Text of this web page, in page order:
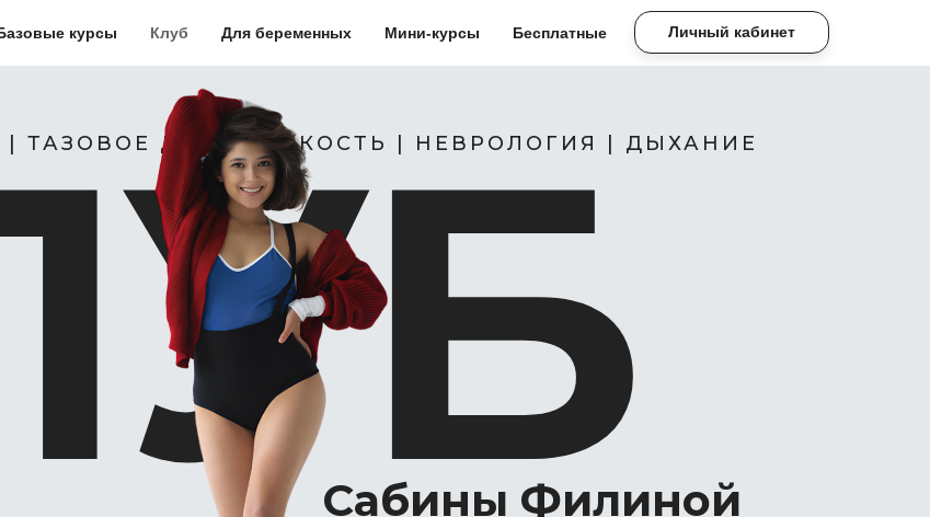
курсы Клуб Для беременных Мини-курсы Бесплатные Личный кабинет
ТАЗОВОЕ ДНО | ГИБКОСТЬ | НЕВРОЛОГИЯ | ДЫХАНИЕ
Сабины Филиной